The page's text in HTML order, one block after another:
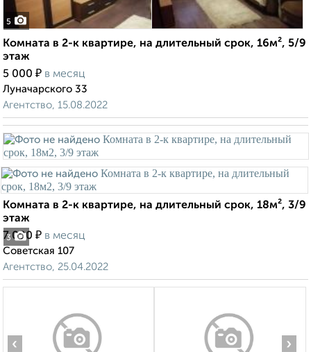
5
Комната в 2-к квартире, на длительный срок, 16м², 5/9
этаж
5 000 ₽ в месяц
Луначарского 33
Агентство, 15.08.2022
3
Комната в 2-к квартире, на длительный срок, 18м², 3/9
этаж
7 000 ₽ в месяц
Советская 107
Агентство, 25.04.2022
‹ ›